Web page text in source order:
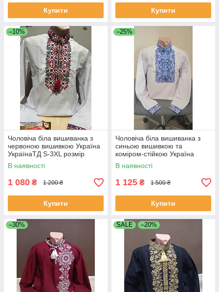
Купити Купити
–10%
Чоловіча біла вишиванка з
червоною вишивкою Україна
УкраїнаТД S-3XL розмір
В наявності
1 080 ₴ 1 200 ₴
Купити
–25%
Чоловіча біла вишиванка з
синьою вишивкою та
коміром-стійкою Україна
УкраїнаТД 42-54 розміри
В наявності
1 125 ₴ 1 500 ₴
Купити
–30% SALE –20%